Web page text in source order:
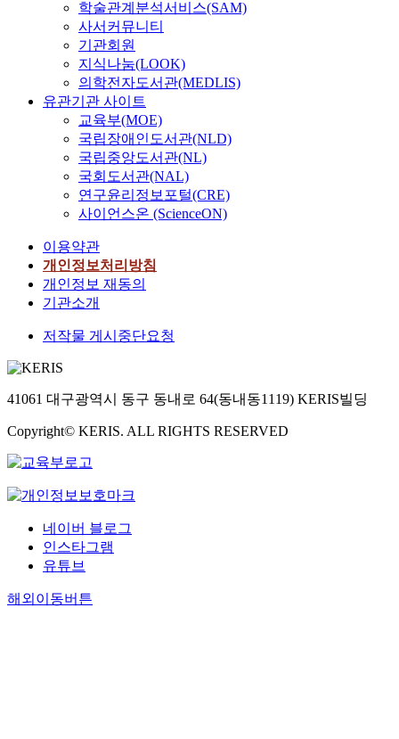
학술관계분석서비스(SAM)
사서커뮤니티
기관회원
지식나눔(LOOK)
의학전자도서관(MEDLIS)
유관기관 사이트
교육부(MOE)
국립장애인도서관(NLD)
국립중앙도서관(NL)
국회도서관(NAL)
연구윤리정보포털(CRE)
사이언스온 (ScienceON)
이용약관
개인정보처리방침
개인정보 재동의
기관소개
저작물 게시중단요청
41061 대구광역시 동구 동내로 64(동내동1119) KERIS빌딩
Copyright© KERIS. ALL RIGHTS RESERVED
네이버 블로그
인스타그램
유튜브
해외이동버튼